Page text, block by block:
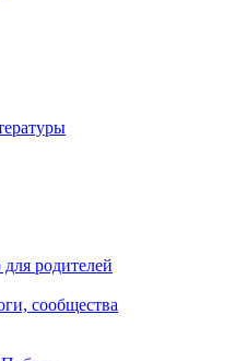
родителей
сообщества